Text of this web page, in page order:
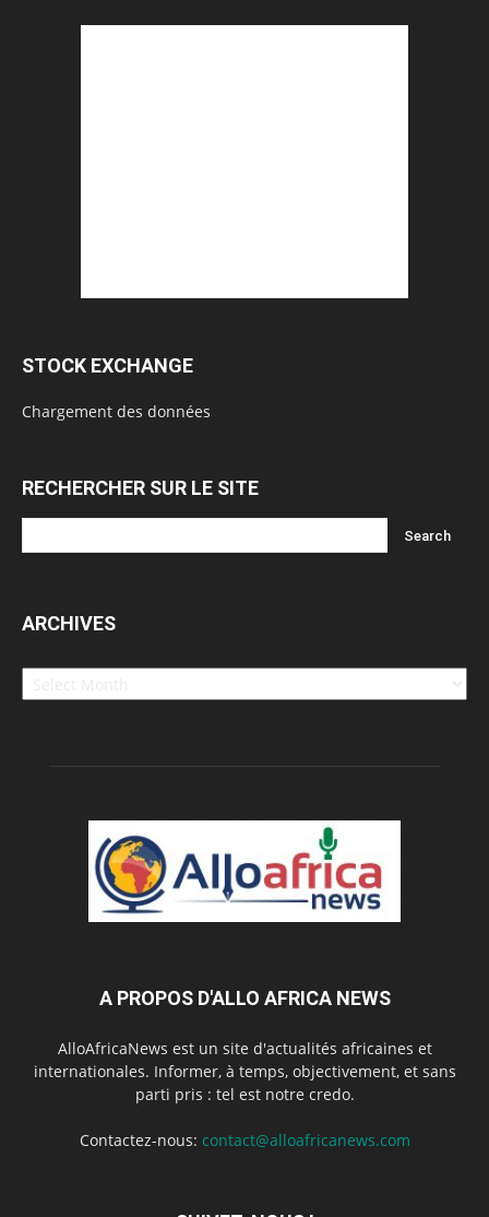
STOCK EXCHANGE
Chargement des données
RECHERCHER SUR LE SITE
ARCHIVES
Archives
A PROPOS D'ALLO AFRICA NEWS
AlloAfricaNews est un site d'actualités africaines et
internationales. Informer, à temps, objectivement, et sans
parti pris : tel est notre credo.
Contactez-nous: contact@alloafricanews.com